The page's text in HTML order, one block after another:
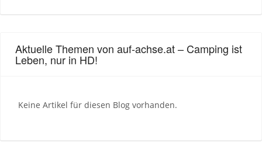
Aktuelle Themen von auf-achse.at – Camping ist
Leben, nur in HD!
Keine Artikel für diesen Blog vorhanden.